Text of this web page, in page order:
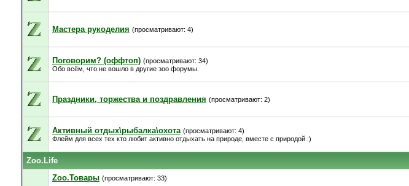
Мастера рукоделия (просматривают: 4)
Поговорим? (оффтоп) (просматривают: 34)
Обо всём, что не вошло в другие зоо форумы.
Праздники, торжества и поздравления (просматривают: 2)
Активный отдых\рыбалка\охота (просматривают: 4)
Флейм для всех тех кто любит активно отдыхать на природе, вместе с природой :)
Zoo.Life
Zoo.Товары (просматривают: 33)